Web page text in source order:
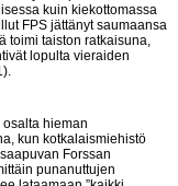
kuin kiekottomassa
FPS jättänyt saumaansa
toimi taiston ratkaisuna,
lopulta vieraiden
hieman
kun kotkalaismiehistö
Forssan
punanuttujen